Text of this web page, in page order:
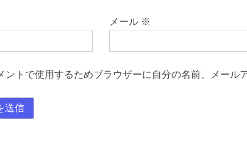
メール ※
ントで使用するためブラウザーに自分の名前、メール